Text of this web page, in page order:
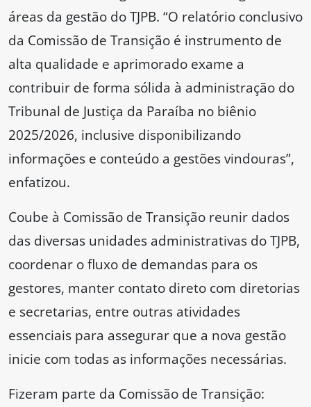
áreas da gestão do TJPB. “O relatório conclusivo
da Comissão de Transição é instrumento de
alta qualidade e aprimorado exame a
contribuir de forma sólida à administração do
Tribunal de Justiça da Paraíba no biênio
2025/2026, inclusive disponibilizando
informações e conteúdo a gestões vindouras”,
enfatizou.
Coube à Comissão de Transição reunir dados
das diversas unidades administrativas do TJPB,
coordenar o fluxo de demandas para os
gestores, manter contato direto com diretorias
e secretarias, entre outras atividades
essenciais para assegurar que a nova gestão
inicie com todas as informações necessárias.
Fizeram parte da Comissão de Transição: